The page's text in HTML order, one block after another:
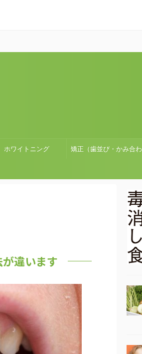
ホワイトニング 矯正（歯並び・かみ合わ
違います